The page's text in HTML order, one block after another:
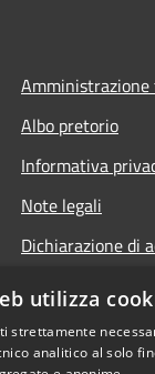
Albo pretorio
Informativa
Note legali
Dichiarazione di
utilizza
strettamente
analitico al solo